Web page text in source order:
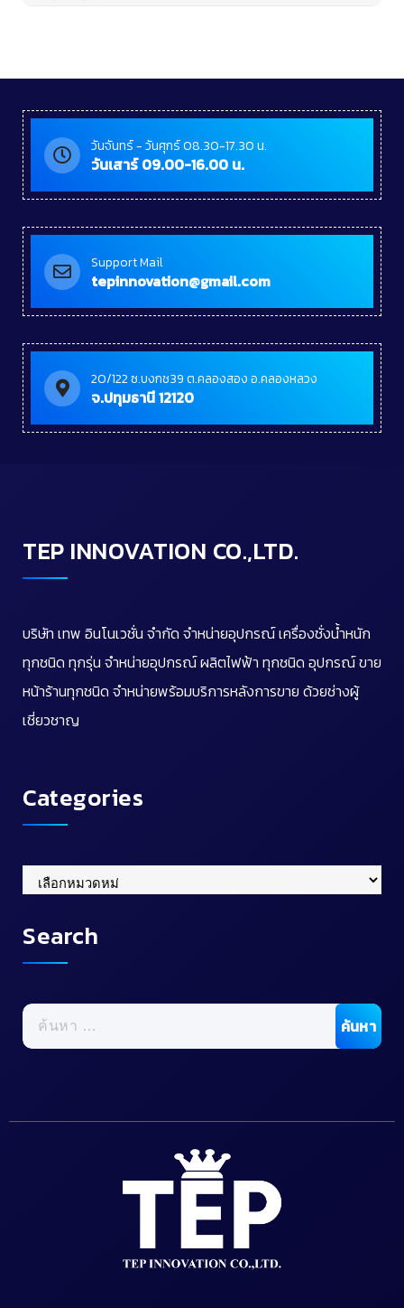
วันจันทร์ - วันศุกร์ 08.30-17.30 น.
วันเสาร์ 09.00-16.00 น.
Support Mail
tepinnovation@gmail.com
20/122 ซ.บงกช39 ต.คลองสอง อ.คลองหลวง
จ.ปทุมธานี 12120
TEP INNOVATION CO.,LTD.
บริษัท เทพ อินโนเวชั่น จำกัด จำหน่ายอุปกรณ์ เครื่องชั่งน้ำหนัก
ทุกชนิด ทุกรุ่น จำหน่ายอุปกรณ์ ผลิตไฟฟ้า ทุกชนิด อุปกรณ์ ขาย
หน้าร้านทุกชนิด จำหน่ายพร้อมบริการหลังการขาย ด้วยช่างผู้
เชี่ยวชาญ
Categories
Categories
Search
ค้นหา
สำหรับ: